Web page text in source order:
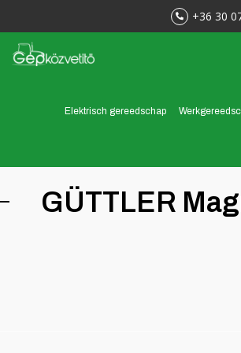
+36 30
Elektrisch gereedschap
GÜTTLER